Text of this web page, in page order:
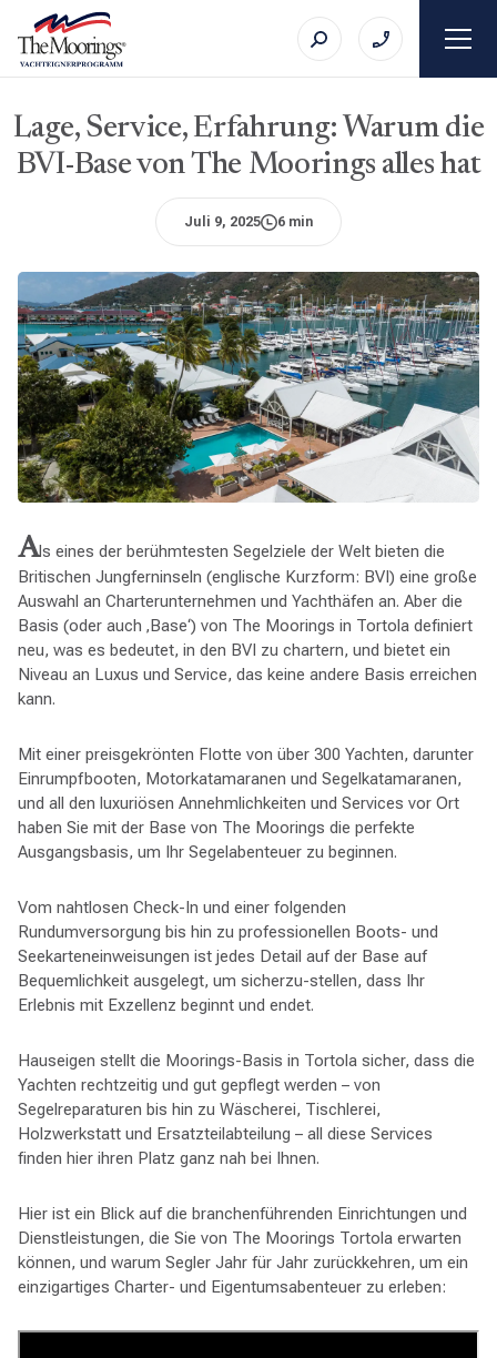
Lage, Service, Erfahrung: Warum die
BVI-Base von The Moorings alles hat
Juli 9, 2025 6 min
Als eines der berühmtesten Segelziele der Welt bieten die
Britischen Jungferninseln (englische Kurzform: BVI) eine große
Auswahl an Charterunternehmen und Yachthäfen an. Aber die
Basis (oder auch ‚Base‘) von The Moorings in Tortola definiert
neu, was es bedeutet, in den BVI zu chartern, und bietet ein
Niveau an Luxus und Service, das keine andere Basis erreichen
kann.
Mit einer preisgekrönten Flotte von über 300 Yachten, darunter
Einrumpfbooten, Motorkatamaranen und Segelkatamaranen,
und all den luxuriösen Annehmlichkeiten und Services vor Ort
haben Sie mit der Base von The Moorings die perfekte
Ausgangsbasis, um Ihr Segelabenteuer zu beginnen.
Vom nahtlosen Check-In und einer folgenden
Rundumversorgung bis hin zu professionellen Boots- und
Seekarteneinweisungen ist jedes Detail auf der Base auf
Bequemlichkeit ausgelegt, um sicherzu-stellen, dass Ihr
Erlebnis mit Exzellenz beginnt und endet.
Hauseigen stellt die Moorings-Basis in Tortola sicher, dass die
Yachten rechtzeitig und gut gepflegt werden – von
Segelreparaturen bis hin zu Wäscherei, Tischlerei,
Holzwerkstatt und Ersatzteilabteilung – all diese Services
finden hier ihren Platz ganz nah bei Ihnen.
Hier ist ein Blick auf die branchenführenden Einrichtungen und
Dienstleistungen, die Sie von The Moorings Tortola erwarten
können, und warum Segler Jahr für Jahr zurückkehren, um ein
einzigartiges Charter- und Eigentumsabenteuer zu erleben: